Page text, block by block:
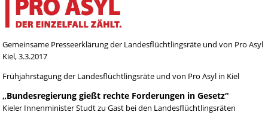
Gemeinsame Presseerklärung der Landesflüchtlingsräte und von Pro Asyl
Kiel, 3.3.2017
Frühjahrstagung der Landesflüchtlingsräte und von Pro Asyl in Kiel
„Bundesregierung gießt rechte Forderungen in Gesetz“
Kieler Innenminister Studt zu Gast bei den Landesflüchtlingsräten